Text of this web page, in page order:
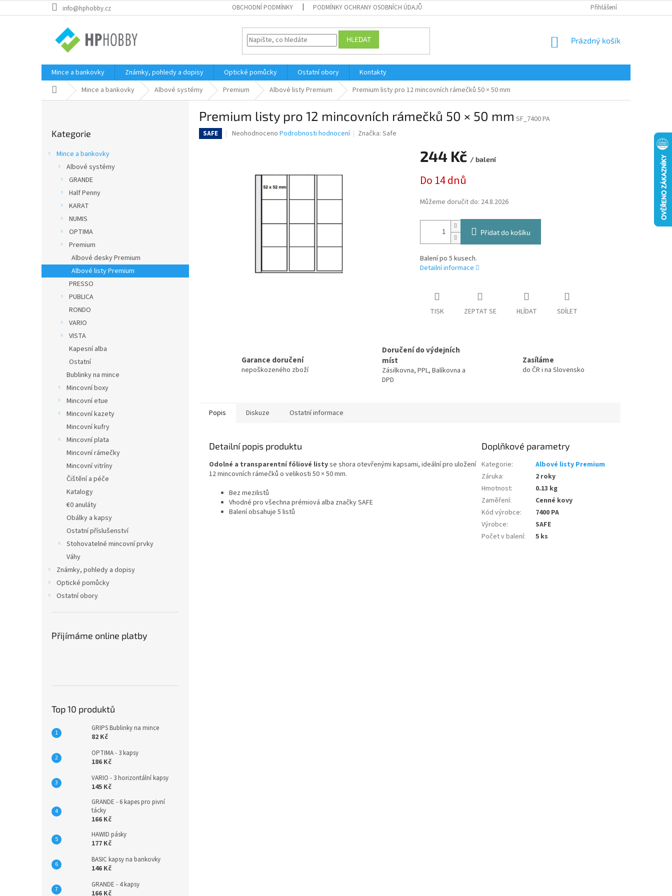
na
info@hphobby.cz OBCHODNÍ PODMÍNKY PODMÍNKY OCHRANY OSOBNÍCH ÚDAJŮ Přihlášení
HLEDAT
NÁKUPNÍ
Prázdný košík
Mince a bankovky Známky, pohledy a dopisy Optické pomůcky Ostatní obory
Kontakty
Domů Mince a bankovky Albové systémy Premium Albové listy Premium Premium listy pro 12 mincovních rámečků 50 × 50 mm
kategorie
Kategorie
Mince a bankovky
Albové systémy
GRANDE
Half Penny
KARAT
NUMIS
OPTIMA
Premium
Albové desky Premium
Albové listy Premium
PRESSO
PUBLICA
RONDO
VARIO
VISTA
Kapesní alba
Ostatní
Bublinky na mince
Mincovní boxy
Mincovní etue
Mincovní kazety
Mincovní kufry
Mincovní plata
Mincovní rámečky
Mincovní vitríny
Čištění a péče
Katalogy
€0 anuláty
Obálky a kapsy
Ostatní příslušenství
Stohovatelné mincovní prvky
Váhy
Známky, pohledy a dopisy
Optické pomůcky
Ostatní obory
Přijímáme online platby
Top 10 produktů
GRIPS Bublinky na mince
82 Kč
OPTIMA - 3 kapsy
186 Kč
VARIO - 3 horizontální kapsy
145 Kč
GRANDE - 6 kapes pro pivní
tácky
166 Kč
HAWID pásky
177 Kč
BASIC kapsy na bankovky
146 Kč
GRANDE - 4 kapsy
166 Kč
Premium listy pro 12 mincovních rámečků 50 × 50 mm SF_7400 PA
SAFE
Průměrné
hvězdiček.
Neohodnoceno Podrobnosti hodnocení Značka:Safe
244 Kč / balení
cena:
Do 14 dnů
Můžeme doručit do: 24.8.2026
Přidat do košíku
Balení po 5 kusech.
Detailní informace
TISK ZEPTAT SE HLÍDAT SDÍLET
Garance doručení
nepoškozeného zboží
Doručení do výdejních
míst
Zásilkovna, PPL, Balíkovna a
DPD
Zasíláme
do ČR i na Slovensko
Popis Diskuze Ostatní informace
Detailní popis produktu
Odolné a transparentní fóliové listyse shora otevřenými kapsami, ideální pro uložení
12 mincovních rámečků o velikosti 50 × 50 mm.
Bez mezilistů
Vhodné pro všechna prémiová alba značky SAFE
Balení obsahuje 5 listů
Doplňkové parametry
Kategorie:
Albové listy Premium
Záruka:
2 roky
Hmotnost:
0.13 kg
Zaměření:
Cenné kovy
Kód výrobce:
7400 PA
Výrobce:
SAFE
Počet v balení: 5 ks